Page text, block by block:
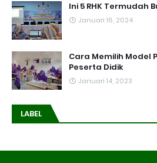
Ini 5 RHK Termudah
Januari 16, 2024
Cara Memilih Model
Peserta Didik
Januari 14, 2023
LABEL